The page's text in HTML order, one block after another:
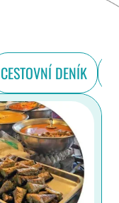
CESTOVNÍ DENÍK